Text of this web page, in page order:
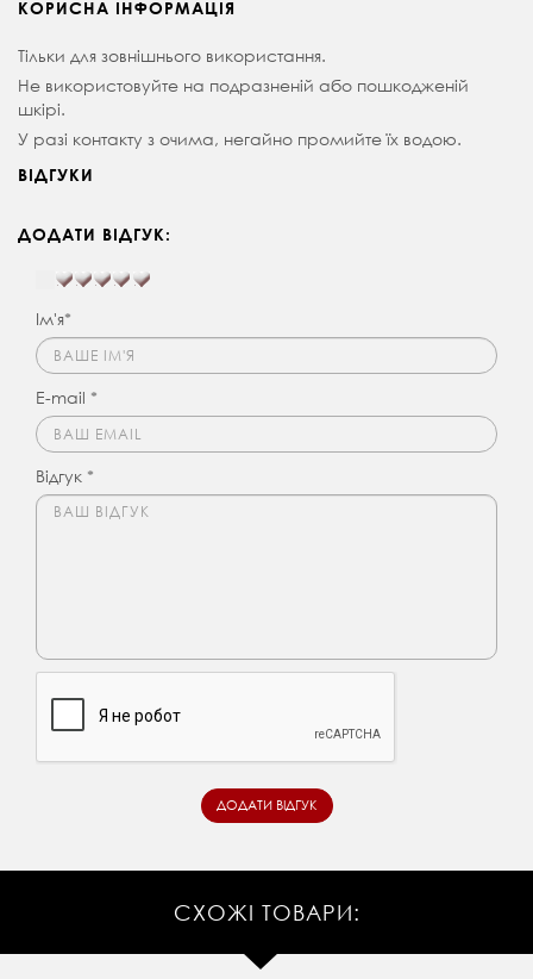
КОРИСНА ІНФОРМАЦІЯ
Тільки для зовнішнього використання.
Не використовуйте на подразненій або пошкодженій
шкірі.
У разі контакту з очима, негайно промийте їх водою.
ВІДГУКИ
ДОДАТИ ВІДГУК:
Ім'я*
E-mail *
Відгук *
СХОЖІ ТОВАРИ: